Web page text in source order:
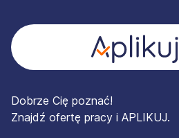
Dobrze Cię poznać!
Znajdź ofertę pracy i APLIKUJ.